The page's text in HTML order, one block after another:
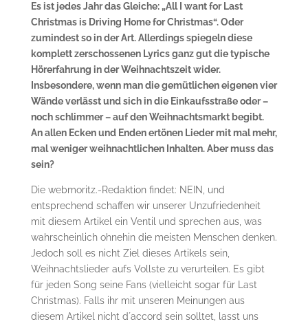
Es ist jedes Jahr das Gleiche: „All I want for Last
Christmas is Driving Home for Christmas“. Oder
zumindest so in der Art. Allerdings spiegeln diese
komplett zerschossenen Lyrics ganz gut die typische
Hörerfahrung in der Weihnachtszeit wider.
Insbesondere, wenn man die gemütlichen eigenen vier
Wände verlässt und sich in die Einkaufsstraße oder –
noch schlimmer – auf den Weihnachtsmarkt begibt.
An allen Ecken und Enden ertönen Lieder mit mal mehr,
mal weniger weihnachtlichen Inhalten. Aber muss das
sein?
Die webmoritz.-Redaktion findet: NEIN, und
entsprechend schaffen wir unserer Unzufriedenheit
mit diesem Artikel ein Ventil und sprechen aus, was
wahrscheinlich ohnehin die meisten Menschen denken.
Jedoch soll es nicht Ziel dieses Artikels sein,
Weihnachtslieder aufs Vollste zu verurteilen. Es gibt
für jeden Song seine Fans (vielleicht sogar für Last
Christmas). Falls ihr mit unseren Meinungen aus
diesem Artikel nicht d´accord sein solltet, lasst uns